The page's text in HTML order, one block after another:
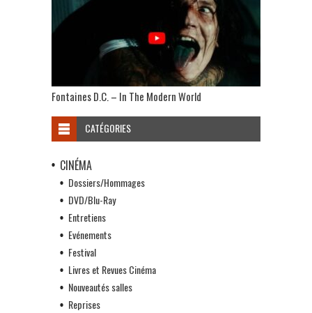
Fontaines D.C. – In The Modern World
CATÉGORIES
CINÉMA
Dossiers/Hommages
DVD/Blu-Ray
Entretiens
Evénements
Festival
Livres et Revues Cinéma
Nouveautés salles
Reprises